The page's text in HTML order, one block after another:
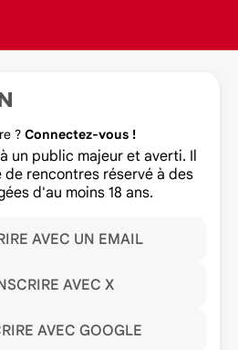
? Connectez-vous !
un public majeur et averti. Il
de rencontres réservé à des
d'au moins 18 ans.
AVEC UN EMAIL
AVEC X
AVEC GOOGLE